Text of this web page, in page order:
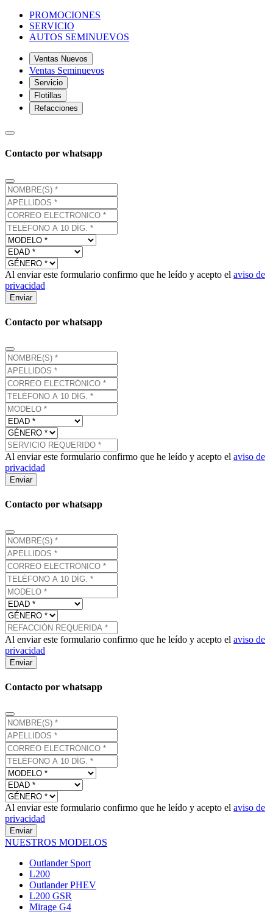
PROMOCIONES
SERVICIO
AUTOS SEMINUEVOS
Ventas Nuevos
Ventas Seminuevos
Servicio
Flotillas
Refacciones
Contacto por whatsapp
Al enviar este formulario confirmo que he leído y acepto el aviso de
privacidad
Enviar
Contacto por whatsapp
Al enviar este formulario confirmo que he leído y acepto el aviso de
privacidad
Enviar
Contacto por whatsapp
Al enviar este formulario confirmo que he leído y acepto el aviso de
privacidad
Enviar
Contacto por whatsapp
Al enviar este formulario confirmo que he leído y acepto el aviso de
privacidad
Enviar
NUESTROS MODELOS
Outlander Sport
L200
Outlander PHEV
L200 GSR
Mirage G4